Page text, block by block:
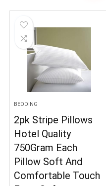
BEDDING
2pk Stripe Pillows
Hotel Quality
750Gram Each
Pillow Soft And
Comfortable Touch